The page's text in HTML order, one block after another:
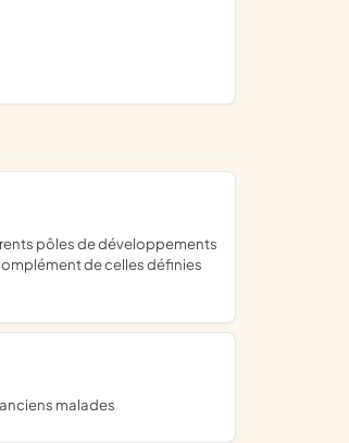
de celles définies
malades